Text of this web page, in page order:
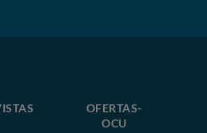
OFERTAS-
OCU